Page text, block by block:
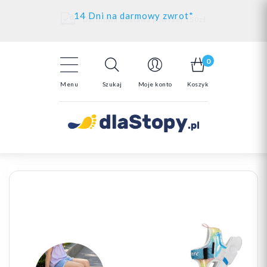
Kontakt
Darmowa dostawa powyżej 150zł
14 Dni na darmowy zwrot*
Menu Szukaj Moje konto
0
Koszyk